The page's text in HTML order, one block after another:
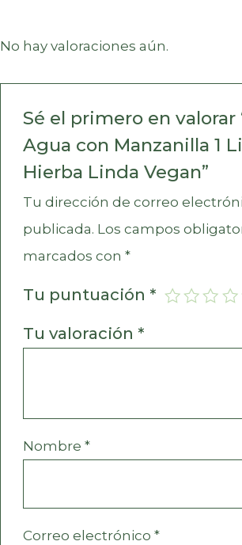
No hay valoraciones aún.
Sé el primero en valorar
Agua con Manzanilla 1
Hierba Linda Vegan”
Tu dirección de correo
publicada. Los campos
marcados con*
Tu puntuación *
Tu valoración *
Nombre*
Correo electrónico*